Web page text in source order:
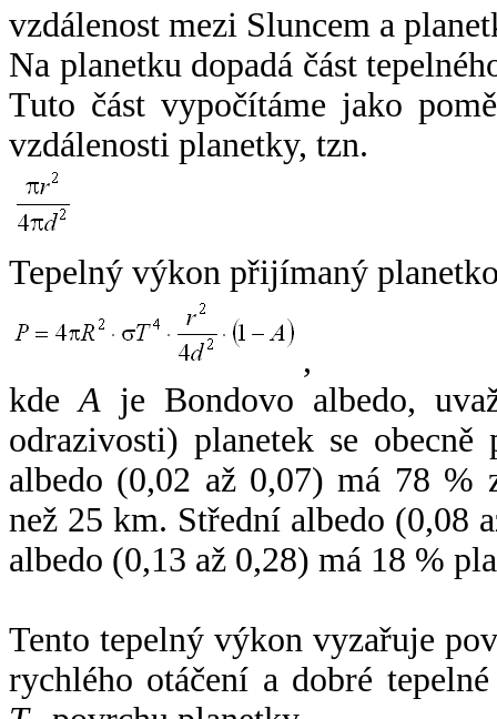
vzdálenost mezi Sluncem a
Na planetku dopadá část
Tuto část vypočítáme jako
vzdálenosti planetky, tzn.
Tepelný výkon přijímaný
,
kdeA je Bondovo albedo,
odrazivosti) planetek se
albedo (0,02 až 0,07) má 78 %
než 25 km. Střední albedo (0,08
albedo (0,13 až 0,28) má 18 %
Tento tepelný výkon vyzařuje
rychlého otáčení a dobré